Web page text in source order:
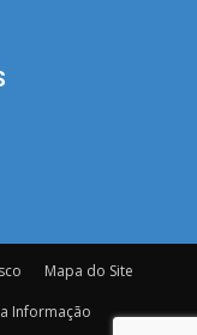
Mapa do Site
Informação